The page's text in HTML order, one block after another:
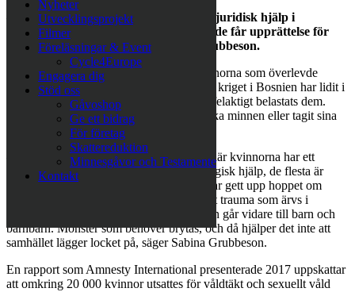
Nyheter
Utvecklingsprojekt
Filmer
Föreläsningar & Event
Cycle4Europe
Engagera dig
Stöd oss
Gåvoshop
Ge ett bidrag
För företag
Skattereduktion
Minnesgåvor och Testamente
Kontakt
– Genom psykologiskt stöd, men också juridisk hjälp i
rättegångarna, ska vi medverka till att de får upprättelse för
brotten de utsatts för, säger Sabina Grubbeson.
Deras liv krossades av krigets fasor. Kvinnorna som överlevde
våldtäkts- och koncentrationslägren under kriget i Bosnien har lidit i
tysthet, på grund av skam och skuld som felaktigt belastats dem.
Många har isolerat sig med sina traumatiska minnen eller tagit sina
– Nästan 25 år har gått och många av de här kvinnorna har ett
desperat behov av medicinsk och psykologisk hjälp, de flesta är
arbetslösa och lever i fattigdom. Många har gett upp hoppet om
upprättelse, men sitter fast i sitt trauma. Ett trauma som ärvs i
generationer där besvikelse och depression går vidare till barn och
barnbarn. Mönster som behöver brytas, och då hjälper det inte att
samhället lägger locket på, säger Sabina Grubbeson.
En rapport som Amnesty International presenterade 2017 uppskattar
att omkring 20 000 kvinnor utsattes för våldtäkt och sexuellt våld